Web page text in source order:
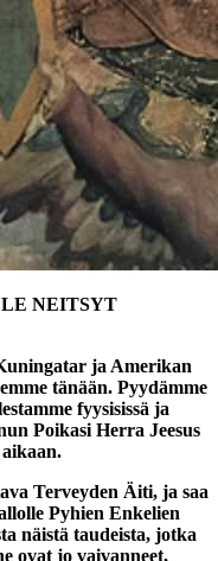
NEITSYT
ja Amerikan
tänään. Pyydämme
fyysisissä ja
Poikasi Herra Jeesus
Terveyden Äiti, ja saa
Pyhien Enkelien
näistä taudeista, jotka
ovat jo vaivanneet,